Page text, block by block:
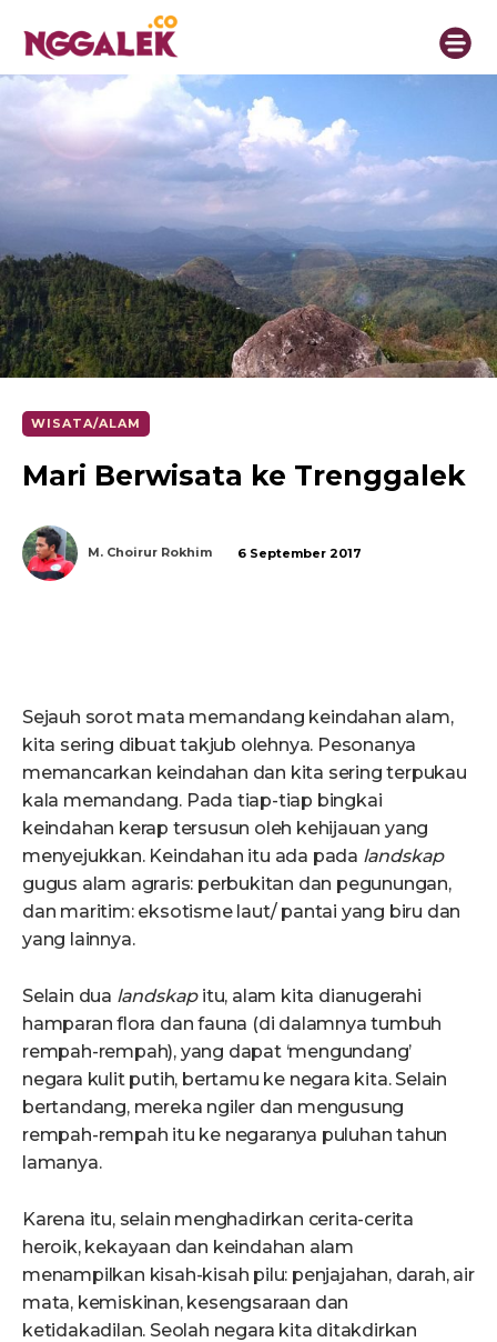
WISATA/ALAM
Mari Berwisata ke Trenggalek
M. Choirur Rokhim 6 September 2017
Sejauh sorot mata memandang keindahan alam,
kita sering dibuat takjub olehnya. Pesonanya
memancarkan keindahan dan kita sering terpukau
kala memandang. Pada tiap-tiap bingkai
keindahan kerap tersusun oleh kehijauan yang
menyejukkan. Keindahan itu ada pada landskap
gugus alam agraris: perbukitan dan pegunungan,
dan maritim: eksotisme laut/ pantai yang biru dan
yang lainnya.
Selain dua landskapitu, alam kita dianugerahi
hamparan flora dan fauna (di dalamnya tumbuh
rempah-rempah), yang dapat ‘mengundang’
negara kulit putih, bertamu ke negara kita. Selain
bertandang, mereka ngiler dan mengusung
rempah-rempah itu ke negaranya puluhan tahun
lamanya.
Karena itu, selain menghadirkan cerita-cerita
heroik, kekayaan dan keindahan alam
menampilkan kisah-kisah pilu: penjajahan, darah, air
mata, kemiskinan, kesengsaraan dan
ketidakadilan. Seolah negara kita ditakdirkan